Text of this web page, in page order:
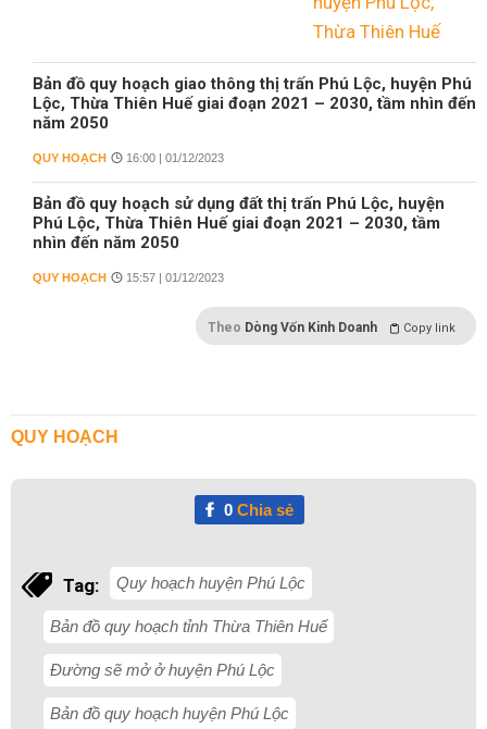
Bản đồ quy hoạch giao thông thị trấn Phú Lộc, huyện Phú
Lộc, Thừa Thiên Huế giai đoạn 2021 – 2030, tầm nhìn đến
năm 2050
QUY HOẠCH 16:00 | 01/12/2023
Bản đồ quy hoạch sử dụng đất thị trấn Phú Lộc, huyện
Phú Lộc, Thừa Thiên Huế giai đoạn 2021 – 2030, tầm
nhìn đến năm 2050
QUY HOẠCH 15:57 | 01/12/2023
Theo Dòng Vốn Kinh Doanh Copy link
QUY HOẠCH
0Chia sẻ
Tag: Quy hoạch huyện Phú Lộc
Bản đồ quy hoạch tỉnh Thừa Thiên Huế
Đường sẽ mở ở huyện Phú Lộc
Bản đồ quy hoạch huyện Phú Lộc